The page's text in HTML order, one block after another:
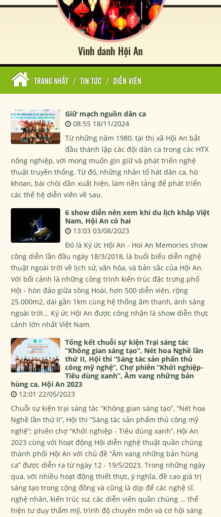
Vinh danh Hội An
TRANG NHẤT / TIN TỨC / DIỄN VIÊN
Giữ mạch nguồn dân ca
08:55 18/11/2024
Từ những năm 1980, tại thị xã Hội An bắt
đầu thành lập các đội dân ca trong các HTX
nông nghiệp, với mong muốn gìn giữ và phát triển nghệ
thuật truyền thống. Từ đó, những nhân tố hát dân ca, hò
khoan, bài chòi dần xuất hiện, làm nền tảng để phát triển
các thế hệ diễn viên về sau.
6 show diễn nên xem khi du lịch khắp Việt
Nam, Hội An có hai
13:03 03/08/2023
Đó là Ký ức Hội An - Hoi An Memories show
công diễn lần đầu ngày 18/3/2018, là buổi biểu diễn nghệ
thuật ngoài trời về lịch sử, văn hóa, và bản sắc của Hội An.
Với bối cảnh là những công trình kiến trúc đặc trưng phố
Hội - hòn đảo giữa sông Hoài, hơn 500 diễn viên, rộng
25.000m2, dài gần 1km cùng hệ thống âm thanh, ánh sáng
ngoài trời... Ký ức Hội An được công nhận là show diễn thực
cảnh lớn nhất Việt Nam.
Tổng kết chuỗi sự kiện Trại sáng tác
“Không gian sáng tạo”, Nét hoa Nghề lần
thứ II, Hội thi “Sáng tác sản phẩn thủ
công mỹ nghệ”, Chợ phiên “Khởi nghiệp-
Tiêu dùng xanh”, Âm vang những bản
hùng ca, Hội An 2023
12:01 22/05/2023
Chuỗi sự kiện trại sáng tác “Không gian sáng tạo”, “Nét hoa
Nghề lần thứ II”, Hội thi “Sáng tác sản phẩm thủ công mỹ
nghệ”; phiên chợ “Khởi nghiệp - Tiêu dùng xanh”, Hội An
2023 cùng với hoạt động Hội diễn nghệ thuật quần chúng
thành phối Hội An với chủ đề “Âm vang những bản hùng
ca” được diễn ra từ ngày 12 - 19/5/2023. Trong những ngày
qua, với nhiều hoạt động thiết thực, ý nghĩa, đề cao giá trị
sáng tạo trong cộng đồng và cũng là dịp để các nghệ sĩ,
nghệ nhân, kiến trúc sư, các diễn viên quần chúng … thể
hiện tư duy thẩm mỹ, trình độ chuyên môn và cơ hội sáng